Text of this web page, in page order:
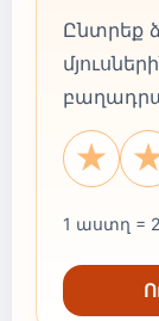
Ընտրեք
★
1 աստղ =